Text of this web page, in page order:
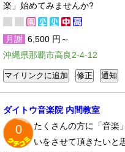
楽」始めてみませんか?
月謝 6,500 円～
沖縄県那覇市高良2-4-12
ダイトウ音楽院 内間教室
0
たくさんの方に「音楽
いをさせて頂きたいと